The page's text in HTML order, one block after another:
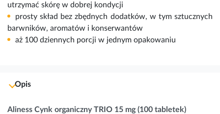
utrzymać skórę w dobrej kondycji
prosty skład bez zbędnych dodatków, w tym sztucznych
barwników, aromatów i konserwantów
aż 100 dziennych porcji w jednym opakowaniu
Opis
Aliness Cynk organiczny TRIO 15 mg (100 tabletek)